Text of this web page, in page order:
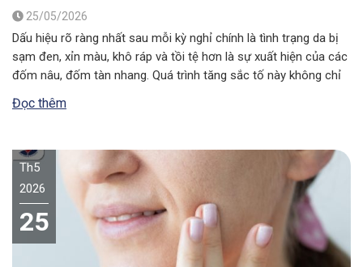
25/05/2026
Dấu hiệu rõ ràng nhất sau mỗi kỳ nghỉ chính là tình trạng da bị
sạm đen, xỉn màu, khô ráp và tồi tệ hơn là sự xuất hiện của các
đốm nâu, đốm tàn nhang. Quá trình tăng sắc tố này không chỉ
Đọc thêm
Th5
2026
25